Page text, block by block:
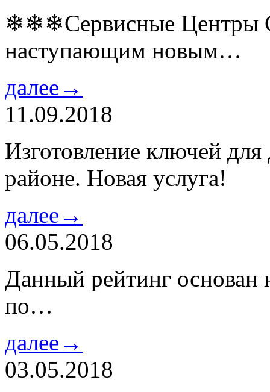
❄❄❄Сервисные Центры
наступающим новым…
далее→
11.09.2018
Изготовление ключей
районе. Новая услуга!
далее→
06.05.2018
Данный рейтинг основан
по…
далее→
03.05.2018